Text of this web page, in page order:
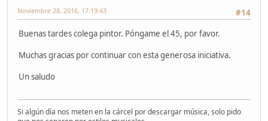
#14
Noviembre 28, 2016, 17:19:43
Buenas tardes colega pintor. Póngame el 45, por favor.
Muchas gracias por continuar con esta generosa iniciativa.
Un saludo
Si algún día nos meten en la cárcel por descargar música, solo pido